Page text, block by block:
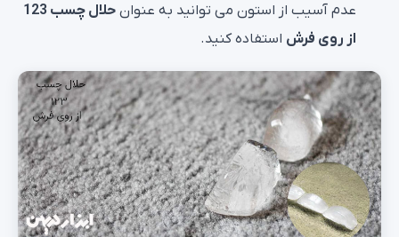
عدم آسیب از استون می توانید به عنوان
حلال چسب 123
از روی فرش استفاده کنید.